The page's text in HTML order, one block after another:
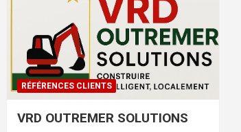
RÉFÉRENCES CLIENTS
VRD OUTREMER SOLUTIONS